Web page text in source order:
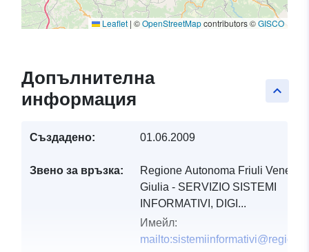
Leaflet | ©OpenStreetMapcontributors ©GISCO
keyboard_arrow_up
Допълнителна
информация
Създадено: 01.06.2009
Звено за връзка:
Regione Autonoma Friuli Venezia
Giulia - SERVIZIO SISTEMI
INFORMATIVI, DIGI...
Имейл: